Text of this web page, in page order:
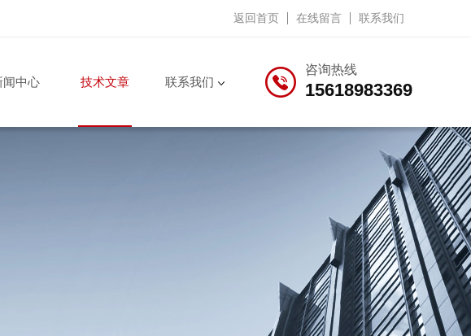
返回首页 在线留言 联系我们
咨询热线
15618983369
闻中心 技术文章 联系我们